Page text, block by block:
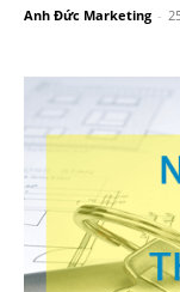
Anh Đức Marketing -